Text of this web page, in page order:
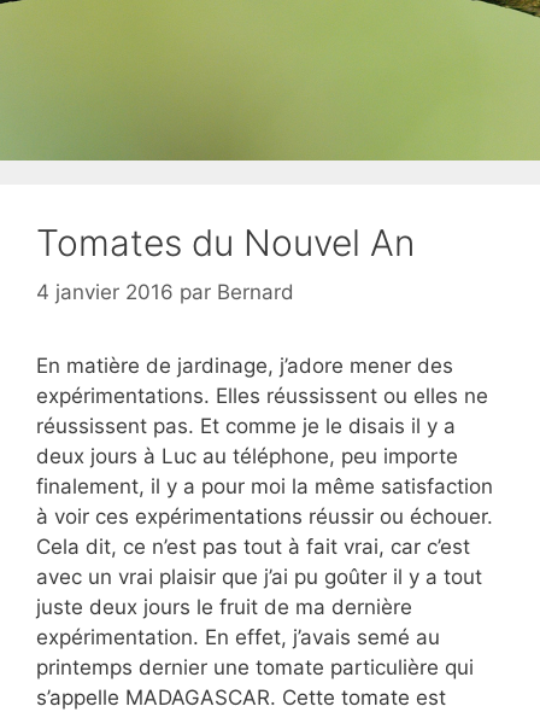
Tomates du Nouvel An
4 janvier 2016 par Bernard
En matière de jardinage, j’adore mener des
expérimentations. Elles réussissent ou elles ne
réussissent pas. Et comme je le disais il y a
deux jours à Luc au téléphone, peu importe
finalement, il y a pour moi la même satisfaction
à voir ces expérimentations réussir ou échouer.
Cela dit, ce n’est pas tout à fait vrai, car c’est
avec un vrai plaisir que j’ai pu goûter il y a tout
juste deux jours le fruit de ma dernière
expérimentation. En effet, j’avais semé au
printemps dernier une tomate particulière qui
s’appelle MADAGASCAR. Cette tomate est